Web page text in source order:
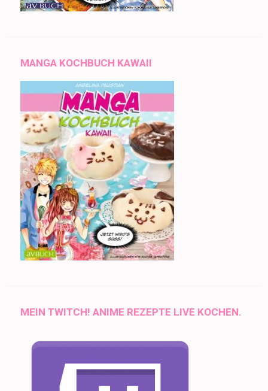
MANGA KOCHBUCH KAWAII
MEIN TWITCH! ANIME REZEPTE LIVE KOCHEN.